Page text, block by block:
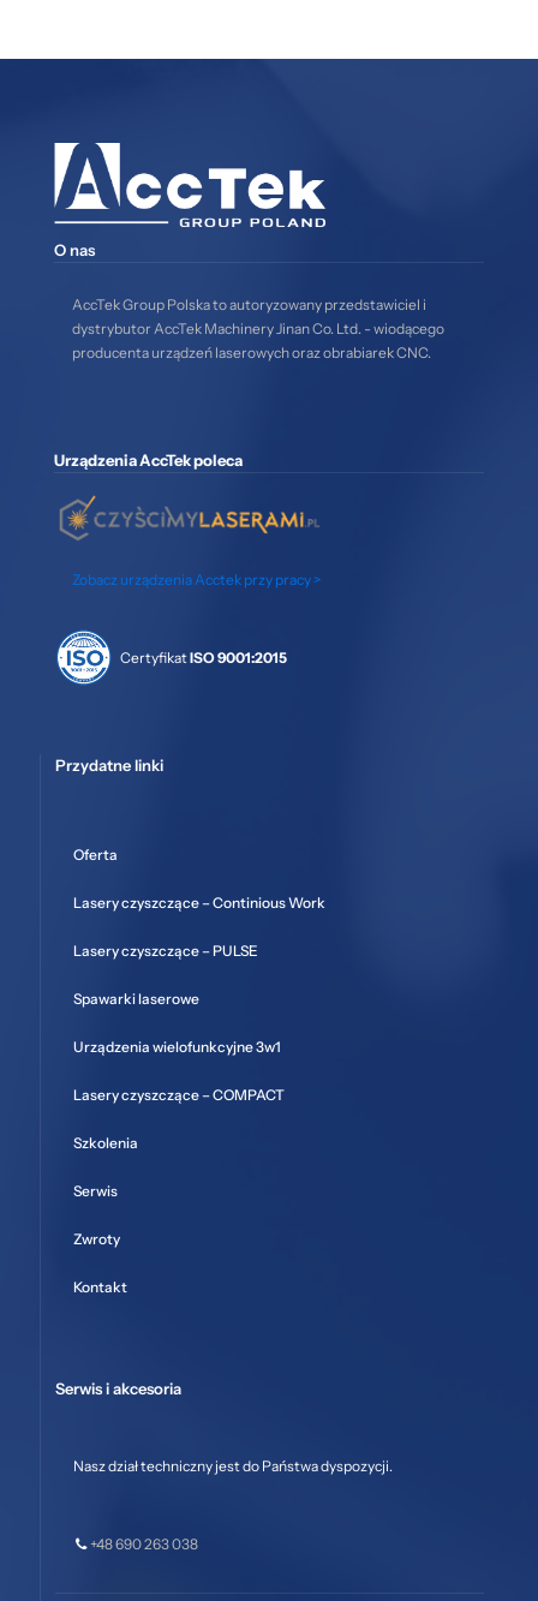
O nas
AccTek Group Polska to autoryzowany przedstawiciel i
dystrybutor AccTek Machinery Jinan Co. Ltd. - wiodącego
producenta urządzeń laserowych oraz obrabiarek CNC.
Urządzenia AccTek poleca
Zobacz urządzenia Acctek przy pracy >
CertyfikatISO 9001:2015
Przydatne linki
Oferta
Lasery czyszczące – Continious Work
Lasery czyszczące – PULSE
Spawarki laserowe
Urządzenia wielofunkcyjne 3w1
Lasery czyszczące – COMPACT
Szkolenia
Serwis
Zwroty
Kontakt
Serwis i akcesoria
Nasz dział techniczny jest do Państwa dyspozycji.
+48 690 263 038